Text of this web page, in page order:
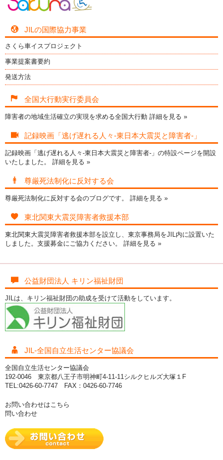
JILの国際協力事業
さくら車イスプロジェクト
事業提案書要約
発送方法
全国大行動実行委員会
障害者の地域生活確立の実現を求める全国大行動 詳細を見る »
記録映画「逃げ遅れる人々-東日本大震災と障害者-」
記録映画「逃げ遅れる人々-東日本大震災と障害者-」の特設ページを開設
いたしました。 詳細を見る »
尊厳死法制化に反対する会
尊厳死法制化に反対する会のブログです。 詳細を見る »
東北関東大震災障害者救援本部
東北関東大震災障害者救援本部を設立し、東京事務局をJIL内に設置いた
しました。支援募金にご協力ください。 詳細を見る »
公益財団法人 キリン福祉財団
JILは、キリン福祉財団の助成を受けて活動をしています。
JIL-全国自立生活センター協議会
全国自立生活センター協議会
192-0046 東京都八王子市明神町4-11-11シルクヒルズ大塚１F
TEL:0426-60-7747 FAX：0426-60-7746
お問い合わせはこちら
問い合わせ